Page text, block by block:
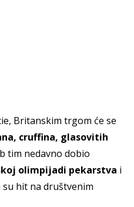
Britanskim trgom će se
cruffina, glasovitih
tim nedavno dobio
olimpijadi pekarstva i
hit na društvenim